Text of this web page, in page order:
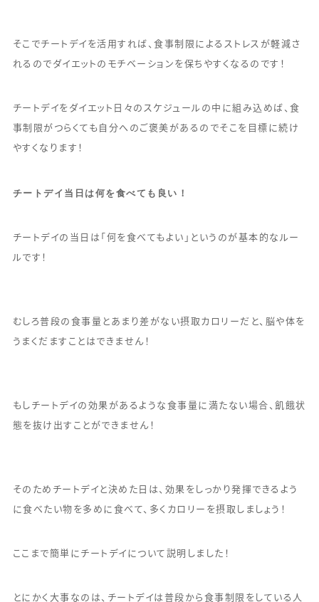
そこでチートデイを活用すれば、食事制限によるストレスが軽減さ
れるのでダイエットのモチベーションを保ちやすくなるのです！
チートデイをダイエット日々のスケジュールの中に組み込めば、食
事制限がつらくても自分へのご褒美があるのでそこを目標に続け
やすくなります！
チートデイ当日は何を食べても良い！
チートデイの当日は「何を食べてもよい」というのが基本的なルー
ルです！
むしろ普段の食事量とあまり差がない摂取カロリーだと、脳や体を
うまくだますことはできません！
もしチートデイの効果があるような食事量に満たない場合、飢餓状
態を抜け出すことができません！
そのためチートデイと決めた日は、効果をしっかり発揮できるよう
に食べたい物を多めに食べて、多くカロリーを摂取しましょう！
ここまで簡単にチートデイについて説明しました！
とにかく大事なのは、チートデイは普段から食事制限をしている人